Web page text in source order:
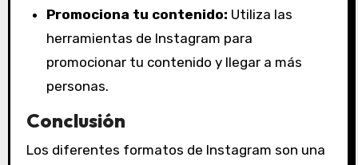
Promociona tu contenido: Utiliza las
herramientas de Instagram para
promocionar tu contenido y llegar a más
personas.
Conclusión
Los diferentes formatos de Instagram son una